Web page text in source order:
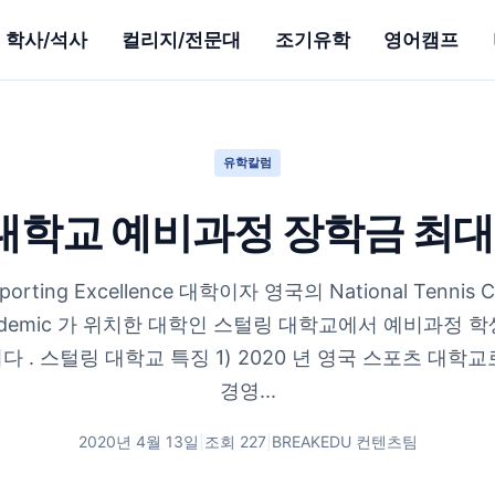
학사/석사 컬리지/전문대 조기유학 영어캠프
유학칼럼
학교 예비과정 장학금 최
Excellence 대학이자 영국의 National Tennis
가 위치한 대학인 스털링 대학교에서 예비과정 학
. 스털링 대학교 특징 1) 2020 년 영국 스포츠 대학
경영...
2020년 4월 13일 조회 227| BREAKEDU 컨텐츠팀